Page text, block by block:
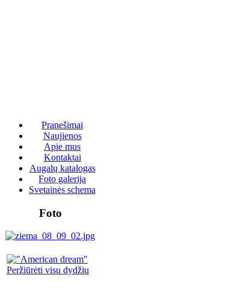
Pranešimai
Naujienos
Apie mus
Kontaktai
Augalų katalogas
Foto galerija
Svetainės schema
Foto
Peržiūrėti visu dydžiu